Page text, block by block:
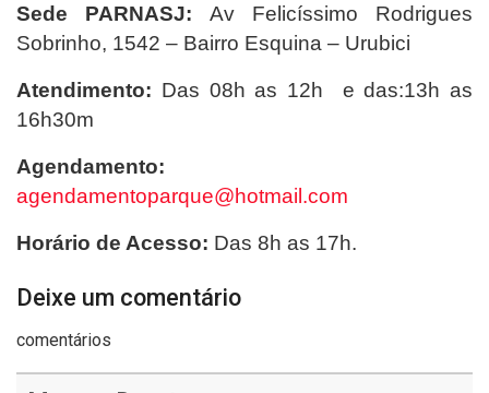
Sede PARNASJ: Av Felicíssimo Rodrigues
Sobrinho, 1542 – Bairro Esquina – Urubici
Atendimento: Das 08h as 12h e das:13h as
16h30m
Agendamento:
agendamentoparque@hotmail.com
Horário de Acesso: Das 8h as 17h.
Deixe um comentário
comentários